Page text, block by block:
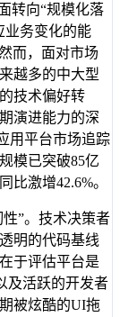
转向“规模化落
业务变化的能
而，面对市场
越多的中大型
技术偏好转
演进能力的深
用平台市场追踪
模已突破85亿
比激增42.6%。
”。技术决策者
明的代码基线
于评估平台是
及活跃的开发者
被炫酷的UI拖